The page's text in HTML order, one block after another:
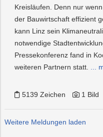
Kreisläufen. Denn nur
der Bauwirtschaft effizient
kann Linz sein
notwendige
Pressekonferenz fand in
weiteren Partnern statt. ...
5139 Zeichen 1 Bild
Weitere Meldungen laden